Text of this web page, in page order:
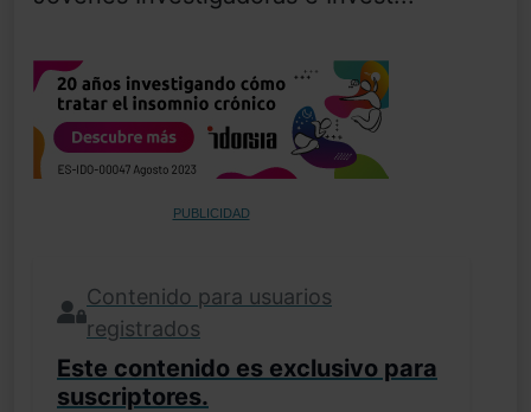
PUBLICIDAD
Contenido para usuarios
registrados
Este contenido es exclusivo para
suscriptores.